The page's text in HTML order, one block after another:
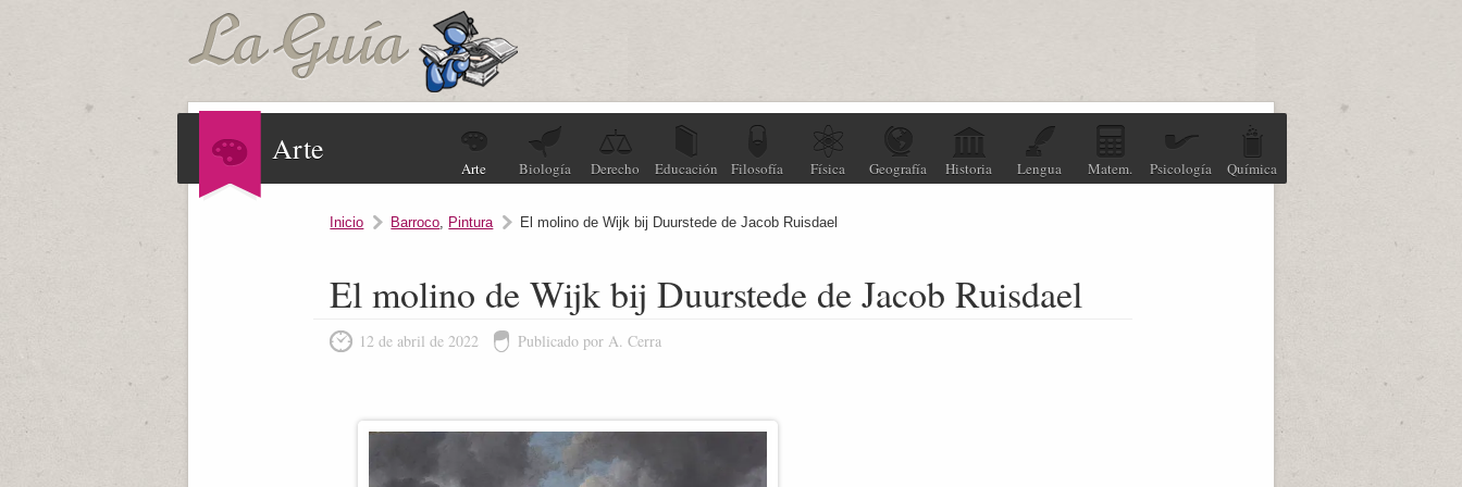
Arte
Arte Biología Derecho Educación Filosofía Física Geografía Historia Lengua Matem. Psicología Química
Inicio Barroco, Pintura El molino de Wijk bij Duurstede de Jacob Ruisdael
El molino de Wijk bij Duurstede de Jacob Ruisdael
12 de abril de 2022 Publicado por A. Cerra